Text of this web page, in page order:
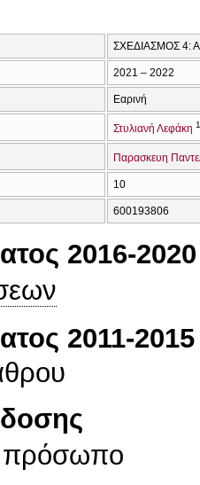
ΣΧΕΔΙΑΣΜΟΣ 4:
2021 – 2022
Εαρινή
Στυλιανή Λεφάκη
Παρασκευη
10
600193806
2016-2020
2011-2015